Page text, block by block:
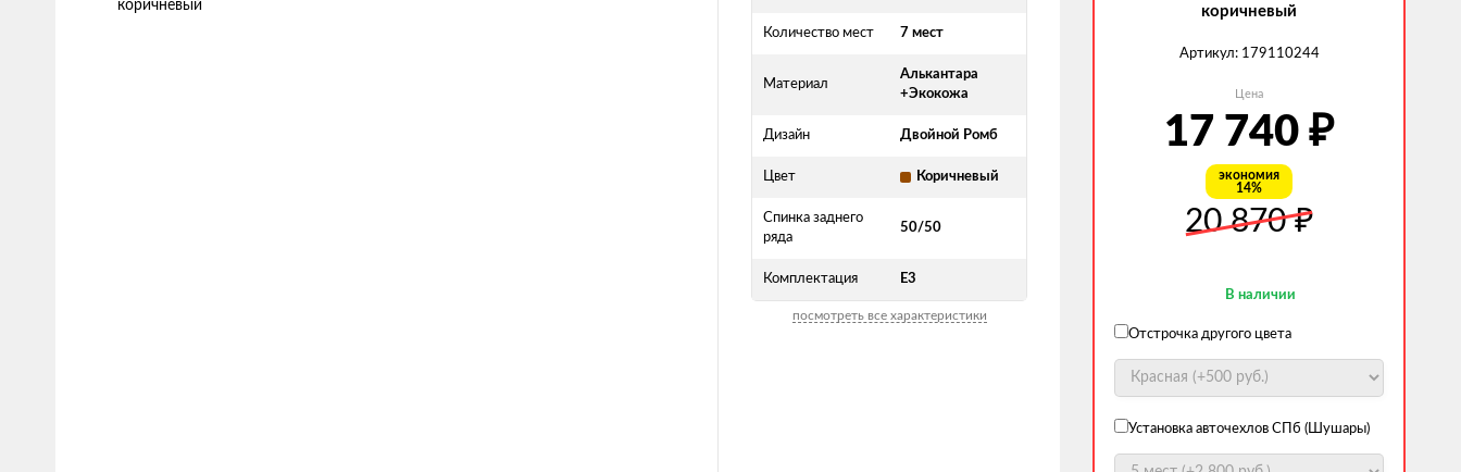
Количество мест 7 мест
Материал
Алькантара
+Экокожа
Дизайн Двойной Ромб
Цвет Коричневый
Спинка заднего
ряда
50/50
Комплектация E3
посмотреть все характеристики
коричневый
Артикул: 179110244
Цена
17 740 ₽
экономия
14%
20 870₽
В наличии
Отстрочка другого цвета
Установка авточехлов СПб (Шушары)